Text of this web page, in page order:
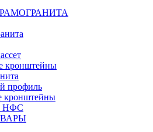
кронштейны
профиль
кронштейны
НФС